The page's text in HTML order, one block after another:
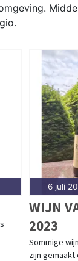
6 juli
WIJN
2023
Sommige
zijn gemaakt